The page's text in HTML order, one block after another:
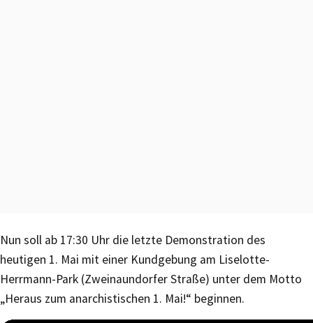
Nun soll ab 17:30 Uhr die letzte Demonstration des
heutigen 1. Mai mit einer Kundgebung am Liselotte-
Herrmann-Park (Zweinaundorfer Straße) unter dem Motto
„Heraus zum anarchistischen 1. Mai!“ beginnen.